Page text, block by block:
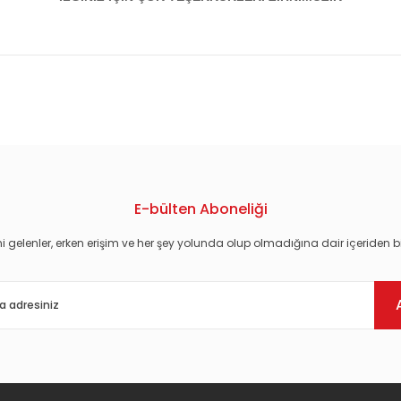
E-bülten Aboneliği
gelenler, erken erişim ve her şey yolunda olup olmadığına dair içeriden